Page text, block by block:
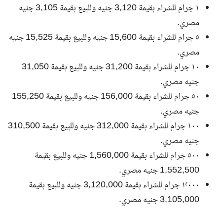
١ جرام للشراء بقيمة 3,120 جنيه وللبيع بقيمة 3,105 جنيه
مصري.
٥ جرام للشراء بقيمة 15,600 جنيه وللبيع بقيمة 15,525 جنيه
مصري.
١٠ جرام للشراء بقيمة 31,200 جنيه وللبيع بقيمة 31,050
جنيه مصري.
٥٠ جرام للشراء بقيمة 156,000 جنيه وللبيع بقيمة 155,250
جنيه مصري.
١٠٠ جرام للشراء بقيمة 312,000 جنيه وللبيع بقيمة 310,500
جنيه مصري.
٥٠٠ جرام للشراء بقيمة 1,560,000 جنيه وللبيع بقيمة
1,552,500 جنيه مصري.
١٬٠٠٠ جرام للشراء بقيمة 3,120,000 جنيه وللبيع بقيمة
3,105,000 جنيه مصري.